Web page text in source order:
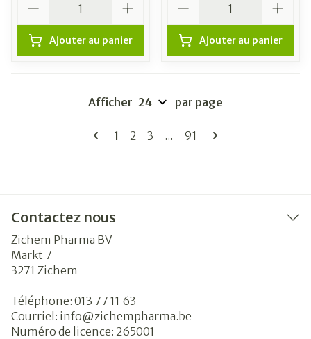
Ajouter au panier Ajouter au panier
Pages
Vous lisez actuellement la page
1 Page
2 Page
3 ... Page
91
Afficher par page
Contactez nous
Zichem Pharma BV
Markt 7
3271 Zichem
Téléphone: 013 77 11 63
Courriel: info@zichempharma.be
Numéro de licence: 265001